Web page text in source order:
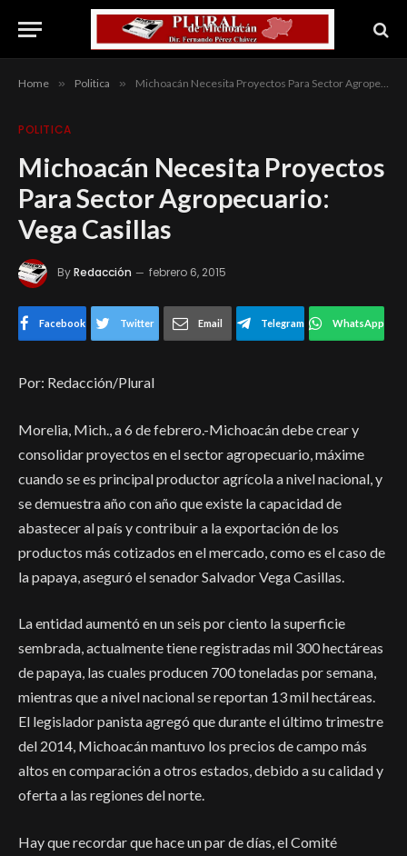
Home » Politica » Michoacán Necesita Proyectos Para Sector Agropecuario: Vega Casillas
POLITICA
Michoacán Necesita Proyectos
Para Sector Agropecuario:
Vega Casillas
ByRedacción febrero 6, 2015
Facebook Twitter Email Telegram WhatsApp
Por: Redacción/Plural
Morelia, Mich., a 6 de febrero.-Michoacán debe crear y
consolidar proyectos en el sector agropecuario, máxime
cuando se es principal productor agrícola a nivel nacional, y
se demuestra año con año que existe la capacidad de
abastecer al país y contribuir a la exportación de los
productos más cotizados en el mercado, como es el caso de
la papaya, aseguró el senador Salvador Vega Casillas.
La entidad aumentó en un seis por ciento la superficie
sembrada, actualmente tiene registradas mil 300 hectáreas
de papaya, las cuales producen 700 toneladas por semana,
mientras que a nivel nacional se reportan 13 mil hectáreas.
El legislador panista agregó que durante el último trimestre
del 2014, Michoacán mantuvo los precios de campo más
altos en comparación a otros estados, debido a su calidad y
oferta a las regiones del norte.
Hay que recordar que hace un par de días, el Comité